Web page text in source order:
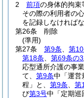
2
前項の身体的拘束
その際の利用者の
を記録しなければな
第26条
削除
(準用)
第27条
第9条 第
第18条
第69条の3
応型通所介護の事
て、 第9条中「運営
程」と、 第9条 第
び第3号中「定期巡